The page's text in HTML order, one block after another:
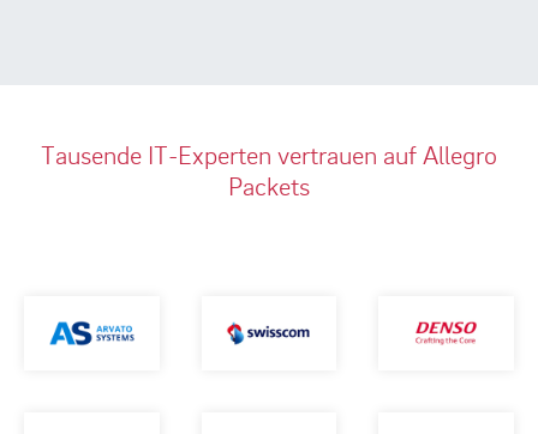
Tausende IT-Experten vertrauen auf Allegro
Packets